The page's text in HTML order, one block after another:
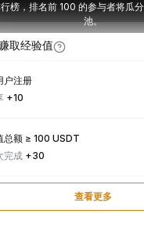
榜，排名前 100 的参与者将瓜
池。
取经验值
户注册
+10
总额 ≥ 100 USDT
完成 +30
查看更多